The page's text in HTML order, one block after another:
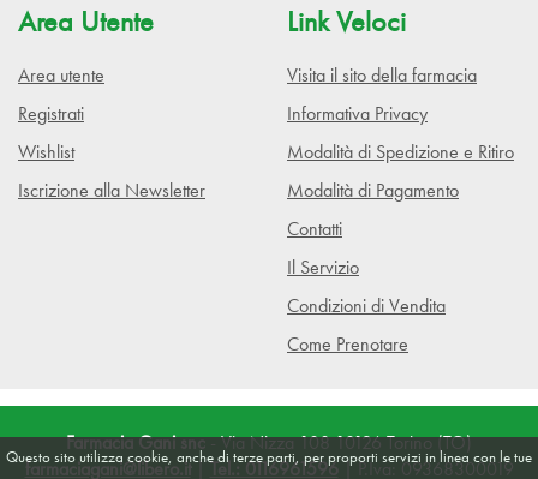
Questo sito utilizza cookie, anche di terze parti, per proporti servizi in linea con le tue
Area Utente
Area utente
Registrati
Wishlist
Iscrizione alla Newsletter
Link Veloci
Visita il sito della farmacia
Informativa Privacy
Modalità di Spedizione e Ritiro
Modalità di Pagamento
Contatti
Il Servizio
Condizioni di Vendita
Come Prenotare
Farmacia Gani snc- Via Nizza 108 10126 Torino (TO)
farmaciagani@libero.it|Tel.: 0116961596| P.Iva: 09368300019